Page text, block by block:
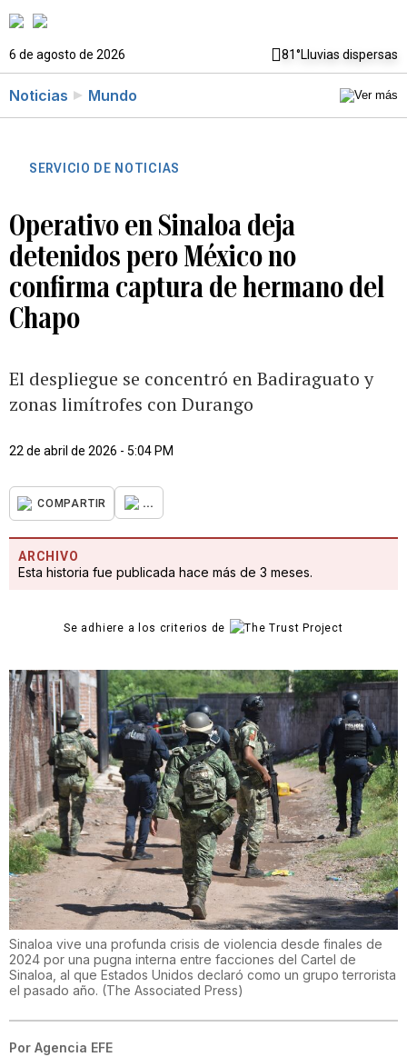
6 de agosto de 2026 81°Lluvias dispersas
Noticias Mundo
SERVICIO DE NOTICIAS
Operativo en Sinaloa deja
detenidos pero México no
confirma captura de hermano del
Chapo
El despliegue se concentró en Badiraguato y
zonas limítrofes con Durango
22 de abril de 2026 - 5:04 PM
COMPARTIR ...
ARCHIVO
Esta historia fue publicada hace más de 3 meses.
Se adhiere a los criterios de
Sinaloa vive una profunda crisis de violencia desde finales de
2024 por una pugna interna entre facciones del Cartel de
Sinaloa, al que Estados Unidos declaró como un grupo terrorista
el pasado año. (The Associated Press)
Por Agencia EFE